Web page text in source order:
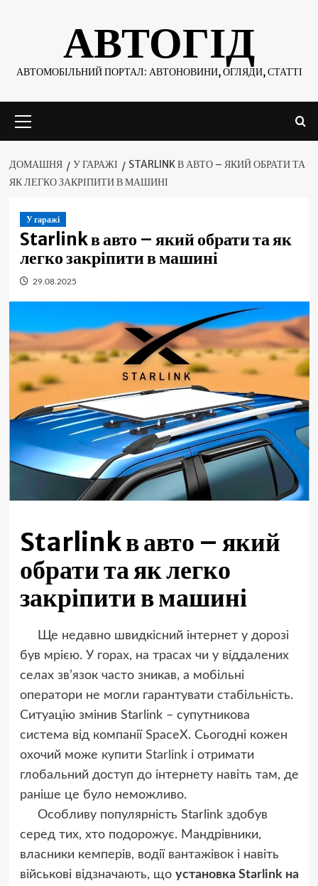
АВТОГІД
АВТОМОБІЛЬНИЙ ПОРТАЛ: АВТОНОВИНИ, ОГЛЯДИ, СТАТТІ
меню
ДОМАШНЯ У ГАРАЖІ
STARLINK В АВТО – ЯКИЙ ОБРАТИ ТА
ЯК ЛЕГКО ЗАКРІПИТИ В МАШИНІ
У гаражі
Starlink в авто – який обрати та як
легко закріпити в машині
29.08.2025
Starlink в авто – який
обрати та як легко
закріпити в машині
Ще недавно швидкісний інтернет у дорозі
був мрією. У горах, на трасах чи у віддалених
селах зв’язок часто зникав, а мобільні
оператори не могли гарантувати стабільність.
Ситуацію змінив Starlink – супутникова
система від компанії SpaceX. Сьогодні кожен
охочий може купити Starlinkі отримати
глобальний доступ до інтернету навіть там, де
раніше це було неможливо.
Особливу популярність Starlink здобув
серед тих, хто подорожує. Мандрівники,
власники кемперів, водії вантажівок і навіть
військові відзначають, що установка Starlink на